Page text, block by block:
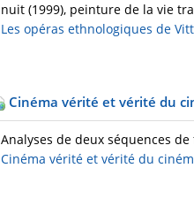
nuit (1999), peinture de la vie
Les opéras ethnologiques de
Cinéma vérité et vérité du
Analyses de deux séquences
Cinéma vérité et vérité du